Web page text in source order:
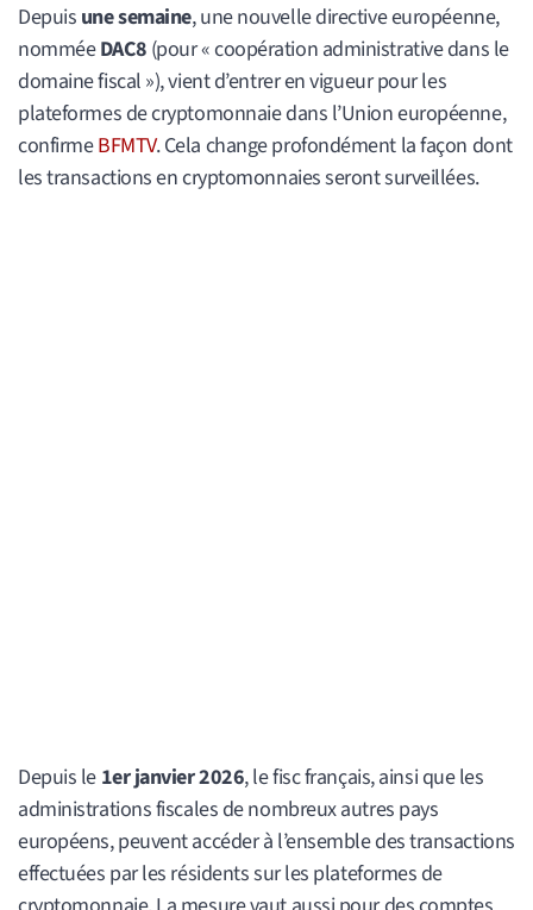
Depuis une semaine, une nouvelle directive européenne,
nomméeDAC8 (pour « coopération administrative dans le
domaine fiscal »), vient d’entrer en vigueur pour les
plateformes de cryptomonnaie dans l’Union européenne,
confirmeBFMTV. Cela change profondément la façon dont
les transactions en cryptomonnaies seront surveillées.
Depuis le 1er janvier 2026, le fisc français, ainsi que les
administrations fiscales de nombreux autres pays
européens, peuvent accéder à l’ensemble des transactions
effectuées par les résidents sur les plateformes de